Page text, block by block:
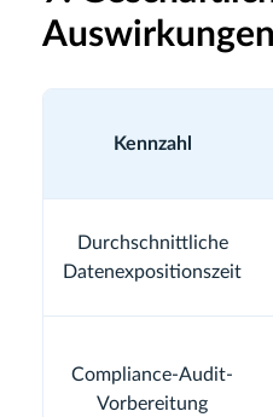
Kennzahl
Durchschnittliche
Datenexpositionszeit
Compliance-Audit-
Vorbereitung